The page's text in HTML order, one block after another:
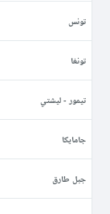
تونس
تونغا
تيمور - ليشتي
جامايكا
جبل طارق